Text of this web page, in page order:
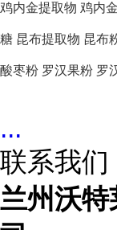
鸡内金提取物 鸡内
糖 昆布提取物 昆布
酸枣粉 罗汉果粉 罗
...
联系我们
兰州沃特